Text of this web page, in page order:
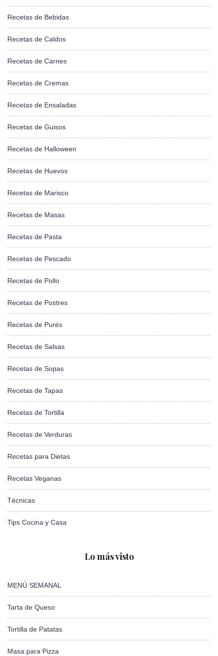
Recetas de Bebidas
Recetas de Caldos
Recetas de Carnes
Recetas de Cremas
Recetas de Ensaladas
Recetas de Guisos
Recetas de Halloween
Recetas de Huevos
Recetas de Marisco
Recetas de Masas
Recetas de Pasta
Recetas de Pescado
Recetas de Pollo
Recetas de Postres
Recetas de Purés
Recetas de Salsas
Recetas de Sopas
Recetas de Tapas
Recetas de Tortilla
Recetas de Verduras
Recetas para Dietas
Recetas Veganas
Técnicas
Tips Cocina y Casa
Lo más visto
MENÚ SEMANAL
Tarta de Queso
Tortilla de Patatas
Masa para Pizza